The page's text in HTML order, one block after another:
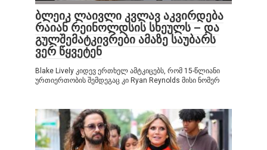
ბლეიკ ლაივლი კვლავ აკვირდება
რაიან რეინოლდსის სხეულს – და
გულშემატკივრები ამაზე საუბარს
ვერ წყვეტენ
Blake Lively კიდევ ერთხელ ამტკიცებს, რომ 15-წლიანი
ურთიერთობის შემდეგაც კი Ryan Reynolds მისი ნომერ